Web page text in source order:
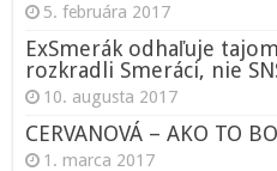
5. februára 2017
ExSmerák odhaľuje
rozkradli Smeráci, nie
10. augusta 2017
CERVANOVÁ – AKO TO
1. marca 2017